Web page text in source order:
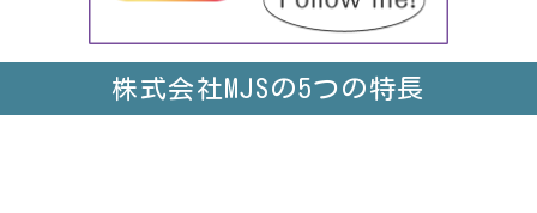
株式会社MJSの5つの特長